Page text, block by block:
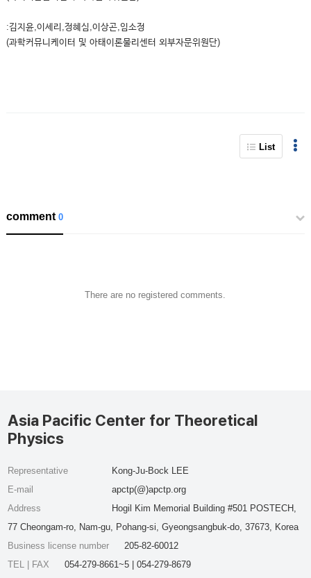
:김지윤,이세리,정혜심,이상곤,임소정
(과학커뮤니케이터 및 아태이론물리센터 외부자문위원단)
List
comment0
There are no registered comments.
Asia Pacific Center for Theoretical
Physics
Representative
Kong-Ju-Bock LEE
E-mail
apctp(@)apctp.org
Address
Hogil Kim Memorial Building #501 POSTECH,
77 Cheongam-ro, Nam-gu, Pohang-si, Gyeongsangbuk-do, 37673, Korea
Business license number
205-82-60012
TEL | FAX
054-279-8661~5 | 054-279-8679